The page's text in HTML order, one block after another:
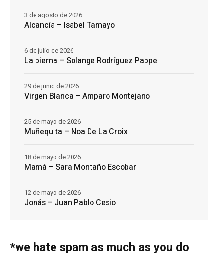
Alcancía – Isabel Tamayo
3 de agosto de 2026
La pierna – Solange Rodríguez Pappe
6 de julio de 2026
Virgen Blanca – Amparo Montejano
29 de junio de 2026
Muñequita – Noa De La Croix
25 de mayo de 2026
Mamá – Sara Montaño Escobar
18 de mayo de 2026
Jonás – Juan Pablo Cesio
12 de mayo de 2026
*we hate spam as much as you do